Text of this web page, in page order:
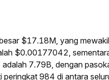
$17.18M, yang
$0.00177042,
7.79B, dengan
984 di antara